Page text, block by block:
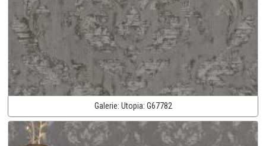
Galerie: Utopia: G67782